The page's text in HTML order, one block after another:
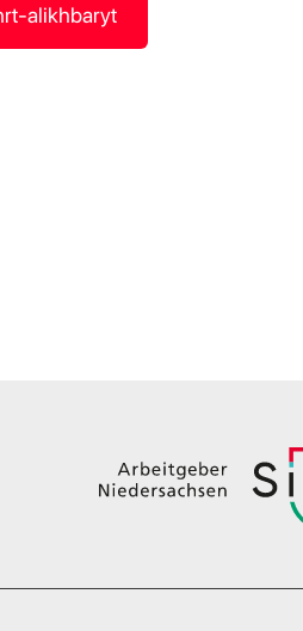
alikhbaryt